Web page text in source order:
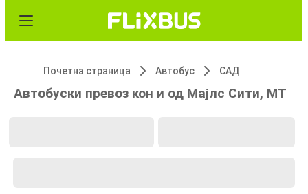
Почетна страница Автобус САД
Автобуски превоз кон и од Мајлс Сити, MT